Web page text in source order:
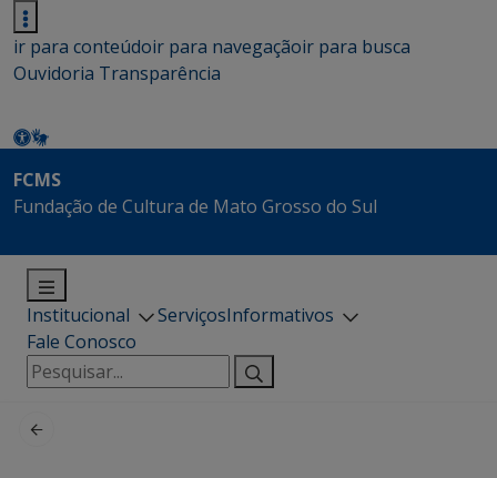
ir para conteúdoir para navegaçãoir para busca
Ouvidoria Transparência
FCMS
Fundação de Cultura de Mato Grosso do Sul
Institucional ServiçosInformativos
Fale Conosco
Pesquisar
por: